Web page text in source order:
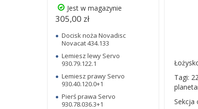
Tagi:
Sekcja
Jest w magazynie
305,00 zł
Docisk noża Novadisc
Novacat 434.133
Lemiesz lewy Servo
930.79.122.1
Lemiesz prawy Servo
930.40.120.0+1
Pierś prawa Servo
930.78.036.3+1